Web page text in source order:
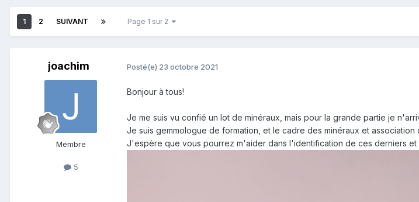
1 2 SUIVANT Page 1 sur 2
joachim
Membre
5
Posté(e) 23 octobre 2021
Bonjour à tous!
Je me suis vu confié un lot de minéraux, mais pour la grande partie je
Je suis gemmologue de formation, et le cadre des minéraux et
J'espère que vous pourrez m'aider dans l'identification de ces derniers